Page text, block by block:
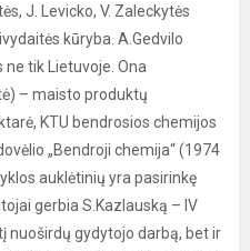
J. Levicko, V. Zaleckytės
kūryba. A.Gedvilo
tik Lietuvoje. Ona
– maisto produktų
KTU bendrosios chemijos
„Bendroji chemija“ (1974
auklėtinių yra pasirinkę
gerbia S.Kazlauską – IV
nuoširdų gydytojo darbą, bet ir